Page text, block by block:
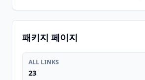
패키지 페이지
ALL LINKS
23